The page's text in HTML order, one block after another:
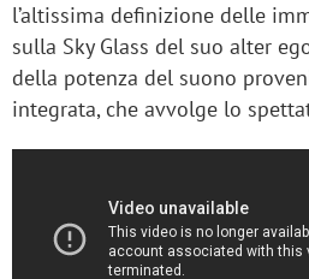
l’altissima definizione delle
sulla Sky Glass del suo alter
della potenza del suono
integrata, che avvolge lo